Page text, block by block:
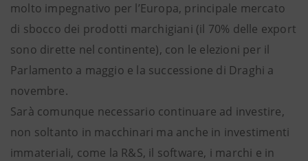
molto impegnativo per l’Europa, principale mercato
di sbocco dei prodotti marchigiani (il 70% delle export
sono dirette nel continente), con le elezioni per il
Parlamento a maggio e la successione di Draghi a
novembre.
Sarà comunque necessario continuare ad investire,
non soltanto in macchinari ma anche in investimenti
immateriali, come la R&S, il software, i marchi e in